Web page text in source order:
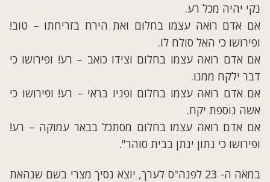
נקי יהיה מכל רע.
אם אדם רואה עצמו בחלום ואת הירח בזריחתו – טוב!
ופירושו כי האל סולח לו.
אם אדם רואה עצמו בחלום וצידו כואב – רע! ופירושו כי
דבר ילקח ממנו.
אם אדם רואה עצמו בחלום ופניו בראי – רע! ופירושו כי
אשה נוספת יקח.
אם אדם רואה עצמו בחלום מסתכל בבאר עמוקה – רע!
ופירושו כי נתון ינתן בבית סוהר".
במאה ה- 23 לפנה"ס לערך, יוצא נסיך מצרי בשם שנהאת